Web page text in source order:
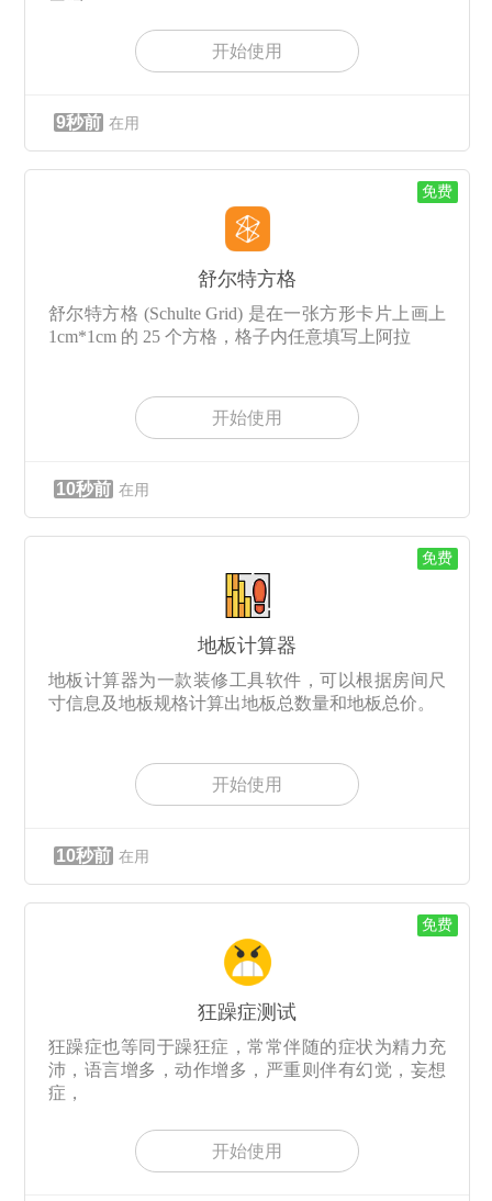
开始使用
9秒前 在用
免费
舒尔特方格
舒尔特方格 (Schulte Grid) 是在一张方形卡片上画上
1cm*1cm 的 25 个方格，格子内任意填写上阿拉
开始使用
10秒前 在用
免费
地板计算器
地板计算器为一款装修工具软件，可以根据房间尺
寸信息及地板规格计算出地板总数量和地板总价。
开始使用
10秒前 在用
免费
狂躁症测试
狂躁症也等同于躁狂症，常常伴随的症状为精力充
沛，语言增多，动作增多，严重则伴有幻觉，妄想
症，
开始使用